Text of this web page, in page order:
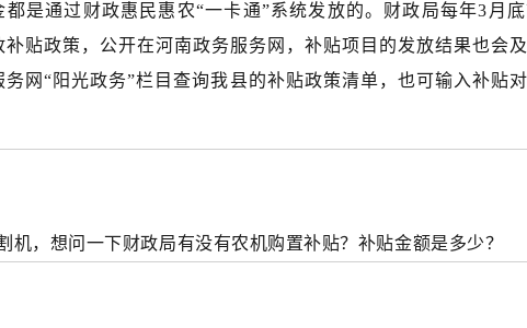
是通过财政惠民惠农“一卡通”系统发放的。财政局每年3月
贴政策，公开在河南政务服务网，补贴项目的发放结果也会
网“阳光政务”栏目查询我县的补贴政策清单，也可输入补贴
机，想问一下财政局有没有农机购置补贴？补贴金额是多少？